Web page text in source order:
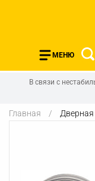
МЕНЮ
В связи с
Главная Дверная